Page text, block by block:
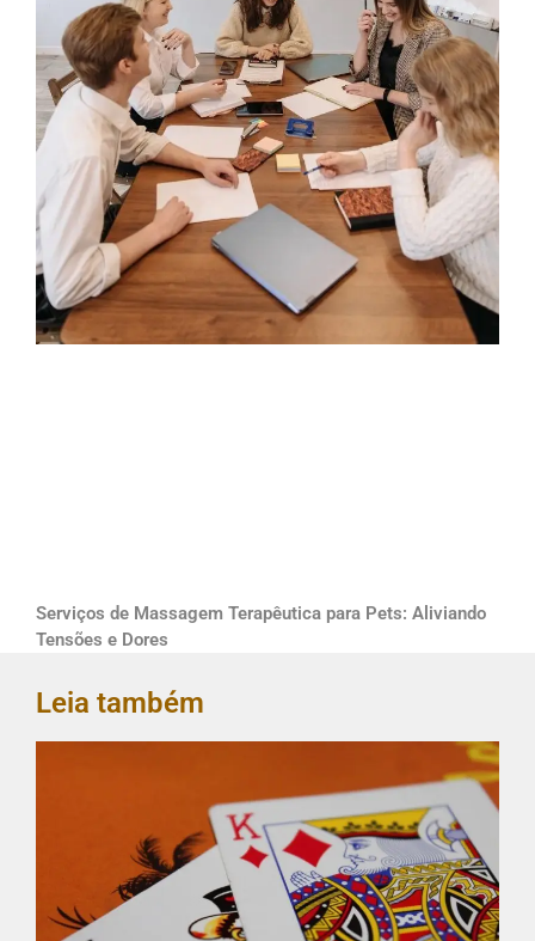
Serviços de Massagem Terapêutica para Pets: Aliviando
Tensões e Dores
Leia também